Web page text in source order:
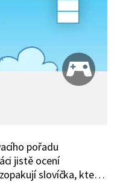
pořadu
jistě ocení
slovíčka, která